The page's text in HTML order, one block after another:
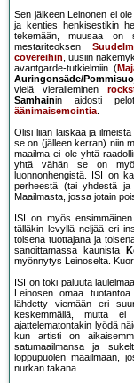
Sen jälkeen Leinonen ei
ja kenties henkisestikin
tekemään, muusaa on
mestariteoksen
covereihin, uusiin
avantgarde-tutkielmiin (
Auringonsäde/
vielä vieraileminen
Samhainin aidosti
äänimaisemointia.
Olisi liian laiskaa ja ilmeistä
se on (jälleen kerran) niin
maailma ei ole yhtä
yhtä vähän se on
luonnonhengistä. ISI on
perheestä (tai yhdestä ja
Maailmasta, jossa jotain
ISI on myös
tälläkin levyllä neljää eri
toisena tuottajana ja
sanoittamassa kaunista
myönnytys Leinoselta.
ISI on toki paluuta
Leinosen omaa
lähdetty viemään eri
keskemmällä, mutta
ajattelematontakin lyödä
kun artisti on
satumaailmansa ja
loppupuolen maailmaan,
nurkan takana.